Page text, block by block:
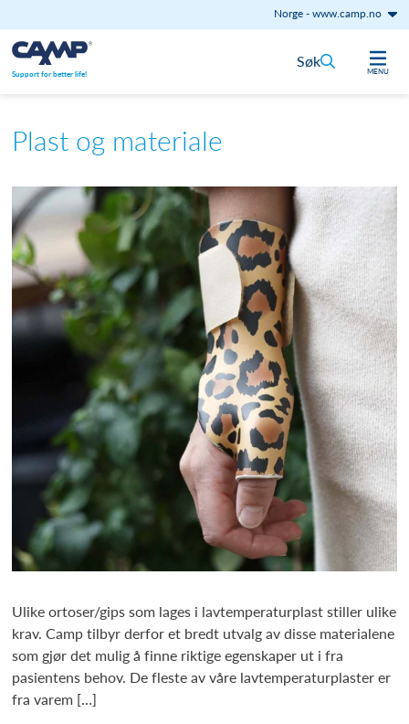
Norge-www.camp.no
Hopp til innhold
Support for better life! MENU
Søk
Plast og materiale
Ulike ortoser/gips som lages i lavtemperaturplast stiller ulike
krav. Camp tilbyr derfor et bredt utvalg av disse materialene
som gjør det mulig å finne riktige egenskaper ut i fra
pasientens behov. De fleste av våre lavtemperaturplaster er
fra varem […]